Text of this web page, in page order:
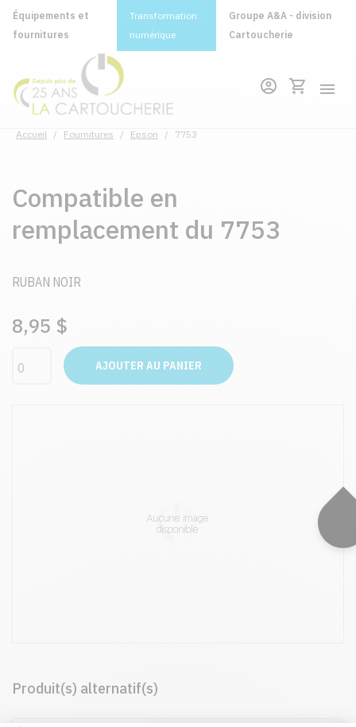
Équipements et
fournitures
Transformation
numérique
Groupe A&A - division
Cartoucherie
Accueil / Fournitures / Epson / 7753
Compatible en
remplacement du 7753
RUBAN NOIR
8,95 $
AJOUTER AU PANIER
Produit(s) alternatif(s)